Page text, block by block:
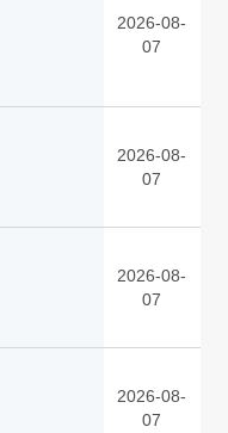
2026-08-
07
2026-08-
07
2026-08-
07
2026-08-
07